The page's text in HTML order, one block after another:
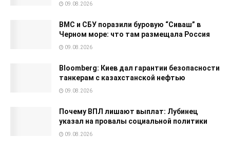
09.08.2026
ВМС и СБУ поразили буровую “Сиваш” в
Черном море: что там размещала Россия
09.08.2026
Bloomberg: Киев дал гарантии безопасности
танкерам с казахстанской нефтью
09.08.2026
Почему ВПЛ лишают выплат: Лубинец
указал на провалы социальной политики
09.08.2026